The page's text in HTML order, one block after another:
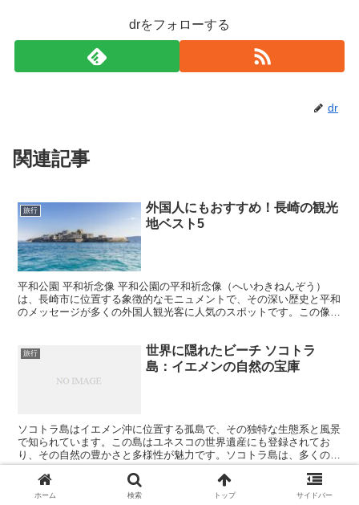
drをフォローする
dr
関連記事
旅行
外国人にもおすすめ！長崎の観光
地ベスト5
平和公園 平和祈念像 平和公園の平和祈念像（へいわきねんぞう）
は、長崎市に位置する象徴的なモニュメントで、その深い歴史と平和
のメッセージが多くの外国人観光客に人気のスポットです。この像
旅行
世界に隠れたビーチ ソコトラ
島：イエメンの自然の宝庫
ソコトラ島はイエメン沖に位置する孤島で、その独特な生態系と風景
で知られています。この島はユネスコの世界遺産にも登録されてお
り、その自然の豊かさと多様性が魅力です。ソコトラ島は、多くの観
光客にはまだ知られていないため、静かでプライベートな時間...
旅行
池袋サンシャインシティの楽しみ
ホーム 検索 トップ サイドバー